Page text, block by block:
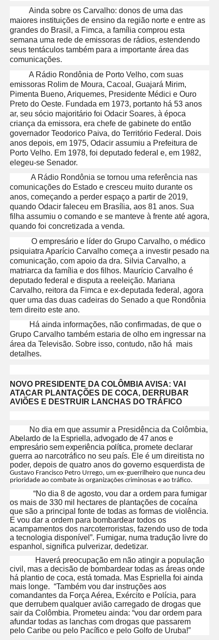
Ainda sobre os Carvalho: donos de uma das
maiores instituições de ensino da região norte e entre as
grandes do Brasil, a Fimca, a família comprou esta
semana uma rede de emissoras de rádios, estendendo
seus tentáculos também para a importante área das
comunicações.
A Rádio Rondônia de Porto Velho, com suas
emissoras Rolim de Moura, Cacoal, Guajará Mirim,
Pimenta Bueno, Ariquemes, Presidente Médici e Ouro
Preto do Oeste. Fundada em 1973, portanto há 53 anos
ar, seu sócio majoritário foi Odacir Soares, à época
criança da emissora, era chefe de gabinete do então
governador Teodorico Paiva, do Território Federal. Dois
anos depois, em 1975, Odacir assumiu a Prefeitura de
Porto Velho. Em 1978, foi deputado federal e, em 1982,
elegeu-se Senador.
A Rádio Rondônia se tornou uma referência nas
comunicações do Estado e cresceu muito durante os
anos, começando a perder espaço a partir de 2019,
quando Odacir faleceu em Brasília, aos 81 anos. Sua
filha assumiu o comando e se manteve à frente até agora,
quando foi concretizada a venda.
O empresário e líder do Grupo Carvalho, o médico
psiquiatra Aparício Carvalho começa a investir pesado na
comunicação, com apoio da dra. Silvia Carvalho, a
matriarca da família e dos filhos. Maurício Carvalho é
deputado federal e disputa a reeleição. Mariana
Carvalho, reitora da Fimca e ex-deputada federal, agora
quer uma das duas cadeiras do Senado a que Rondônia
tem direito este ano.
Há ainda informações, não confirmadas, de que o
Grupo Carvalho também estaria de olho em ingressar na
área da Televisão. Sobre isso, contudo, não há mais
detalhes.
NOVO PRESIDENTE DA COLÔMBIA AVISA: VAI
ATACAR PLANTAÇÕES DE COCA, DERRUBAR
AVIÕES E DESTRUIR LANCHAS DO TRÁFICO
No dia em que assumir a Presidência da Colômbia,
Abelardo de la Espriella, advogado de 47 anos e
empresário sem experiência política, promete declarar
guerra ao narcotráfico no seu país. Ele é um direitista no
poder, depois de quatro anos do governo esquerdista de
Gustavo Francisco Petro Urrego, um ex-guerrilheiro que nunca deu
prioridade ao combate às organizações criminosas e ao tráfico.
“No dia 8 de agosto, vou dar a ordem para fumigar
os mais de 330 mil hectares de plantações de cocaína
que são a principal fonte de todas as formas de violência.
E vou dar a ordem para bombardear todos os
acampamentos dos narcoterroristas, fazendo uso de toda
a tecnologia disponível”. Fumigar, numa tradução livre do
espanhol, significa pulverizar, dedetizar.
Haverá preocupação em não atingir a população
civil, mas a decisão de bombardear todas as áreas onde
há plantio de coca, está tomada. Mas Espriella foi ainda
mais longe. “Também vou dar instruções aos
comandantes da Força Aérea, Exército e Polícia, para
que derrubem qualquer avião carregado de drogas que
sair da Colômbia. Prometeu ainda: “vou dar ordem para
afundar todas as lanchas com drogas que passarem
pelo Caribe ou pelo Pacífico e pelo Golfo de Uruba!”